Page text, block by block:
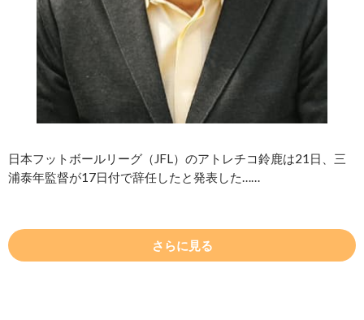
日本フットボールリーグ（JFL）のアトレチコ鈴鹿は21日、三
浦泰年監督が17日付で辞任したと発表した……
さらに見る